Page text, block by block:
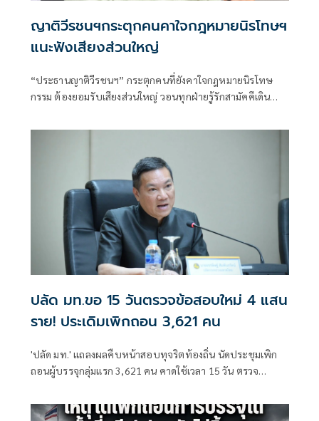
ญาติวีรชนฯกระตุกคนคาใจกฎหมายนิรโทษฯ
แนะฟังเสียงส่วนใหญ่
“ประธานญาติวีรชนฯ” กระตุกคนที่ยังคาใจกฎหมายนิรโทษ
กรรม ต้องยอมรับเสียงส่วนใหญ่ วอนทุกฝ่ายรู้รักสามัคคีเดิน
เป็น ”พระราชอำนาจ” ผู้ใดจะละเมิดมิได้เผยผู้มีอายุต่ำกว่า 18
คดีม.112 ให้ขอพระราชทานอภัยโทษเป็นรายบุคคลได้
ปลัด มท.ขอ 15 วันตรวจข้อสอบใหม่ 4 แสน
ราย! ประเดิมเพิกถอน 3,621 คน
'ปลัด มท.' แถลงผลคืบหน้าสอบทุจริตท้องถิ่น นัดประชุมเพิก
ถอนผู้บรรจุกลุ่มแรก 3,621 คน คาดใช้เวลา 15 วัน ตรวจ